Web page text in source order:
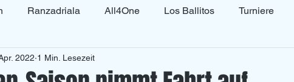
Ranzadriala All4One Los Ballitos Turniere
Techniktraining
2022 1 Min. Lesezeit